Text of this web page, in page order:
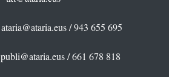
ataria@ataria.eus/ 943 655 695
publi@ataria.eus/ 661 678 818